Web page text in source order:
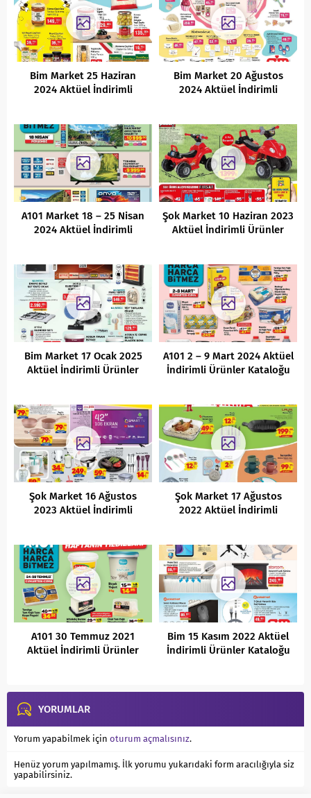
Bim Market 25 Haziran
2024 Aktüel İndirimli
Bim Market 20 Ağustos
2024 Aktüel İndirimli
A101 Market 18 – 25 Nisan
2024 Aktüel İndirimli
Şok Market 10 Haziran 2023
Aktüel İndirimli Ürünler
Bim Market 17 Ocak 2025
Aktüel İndirimli Ürünler
A101 2 – 9 Mart 2024 Aktüel
İndirimli Ürünler Kataloğu
Şok Market 16 Ağustos
2023 Aktüel İndirimli
Şok Market 17 Ağustos
2022 Aktüel İndirimli
A101 30 Temmuz 2021
Aktüel İndirimli Ürünler
Bim 15 Kasım 2022 Aktüel
İndirimli Ürünler Kataloğu
YORUMLAR
Yorum yapabilmek için oturum açmalısınız.
Henüz yorum yapılmamış. İlk yorumu yukarıdaki form aracılığıyla siz
yapabilirsiniz.